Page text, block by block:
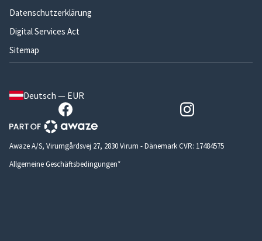
Datenschutzerklärung
Digital Services Act
Sitemap
Deutsch — EUR
Awaze A/S, Virumgårdsvej 27, 2830 Virum - Dänemark CVR: 17484575
Allgemeine Geschäftsbedingungen*